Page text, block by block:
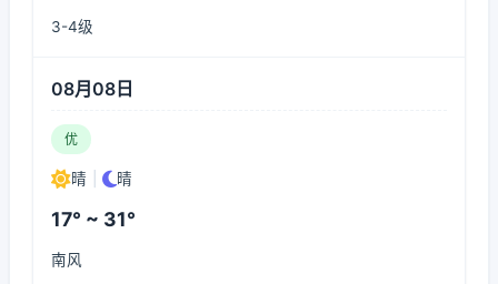
3-4级
08月08日
优
晴 晴
17° ~ 31°
南风